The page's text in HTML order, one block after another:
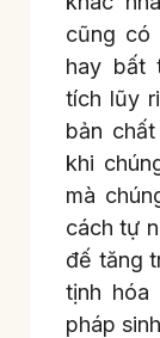
cũng có
hay bất
tích lũy
bản
khi
mà
cách tự
đế tăng
tịnh hóa
pháp